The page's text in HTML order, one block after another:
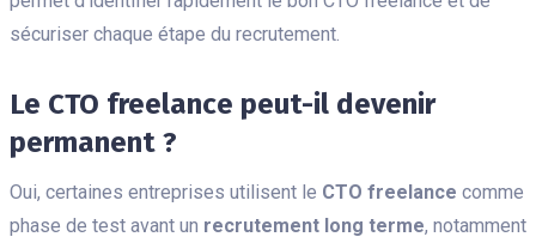
sécuriser chaque étape du recrutement.
Le CTO freelance peut-il devenir
permanent ?
Oui, certaines entreprises utilisent le CTO freelance comme
phase de test avant un recrutement long terme, notamment